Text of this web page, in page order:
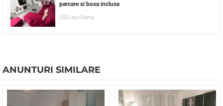
parcare si boxa incluse
550 eur/luna
ANUNTURI SIMILARE